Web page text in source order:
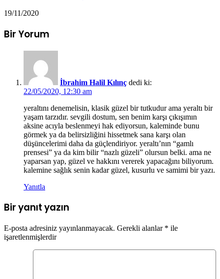
19/11/2020
Bir Yorum
İbrahim Halil Kılınç dedi ki:
22/05/2020, 12:30 am
yeraltını denemelisin, klasik güzel bir tutkudur ama yeraltı bir
yaşam tarzıdır. sevgili dostum, sen benim karşı çıkışımın
aksine acıyla beslenmeyi hak ediyorsun, kaleminde bunu
görmek ya da belirsizliğini hissetmek sana karşı olan
düşüncelerimi daha da güçlendiriyor. yeraltı’nın “gamlı
prensesi” ya da kim bilir “nazlı güzeli” olursun belki. ama ne
yaparsan yap, güzel ve hakkını vererek yapacağını biliyorum.
kalemine sağlık senin kadar güzel, kusurlu ve samimi bir yazı.
Yanıtla
Bir yanıt yazın
E-posta adresiniz yayınlanmayacak. Gerekli alanlar * ile
işaretlenmişlerdir